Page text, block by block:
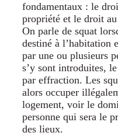
fondamentaux : le
propriété et le droit
On parle de squat
destiné à l’habitation
par une ou plusieurs
s’y sont introduites,
par effraction. Les
alors occuper
logement, voir le
personne qui sera le
des lieux.